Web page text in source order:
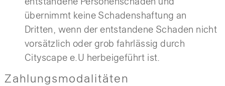
entstandene Personenschäden und
übernimmt keine Schadenshaftung an
Dritten, wenn der entstandene Schaden nicht
vorsätzlich oder grob fahrlässig durch
Cityscape e.U herbeigeführt ist.
Zahlungsmodalitäten